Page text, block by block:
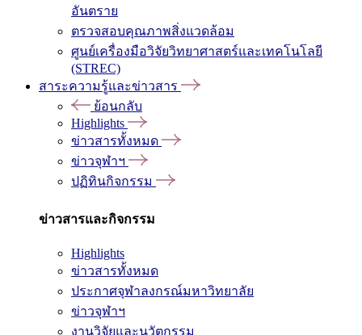
อันตราย
ตรวจสอบคุณภาพสิ่งแวดล้อม
ศูนย์เครื่องมือวิจัยวิทยาศาสตร์และเทคโนโลยี
(STREC)
สาระความรู้และข่าวสาร
ย้อนกลับ
Highlights
ข่าวสารทั้งหมด
ข่าวจุฬาฯ
ปฏิทินกิจกรรม
ข่าวสารและกิจกรรม
Highlights
ข่าวสารทั้งหมด
ประกาศจุฬาลงกรณ์มหาวิทยาลัย
ข่าวจุฬาฯ
งานวิจัยและนวัตกรรม